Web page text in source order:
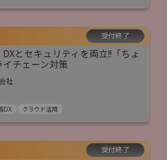
受付終了
DXとセキュリティを両立!!「ちょ
チェーン対策
社
DX クラウド活用
受付終了